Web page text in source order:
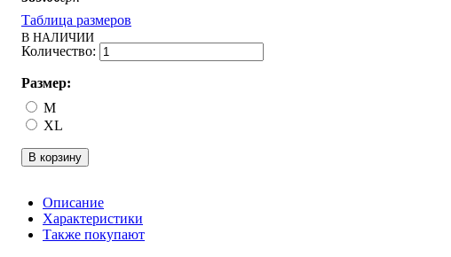
Таблица размеров
В НАЛИЧИИ
Размер:
M
XL
В корзину
Описание
Характеристики
Также покупают